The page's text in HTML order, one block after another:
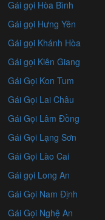
Gái gọi Hòa Bình
Gái gọi Hưng Yên
Gái gọi Khánh Hòa
Gái gọi Kiên Giang
Gái Gọi Kon Tum
Gái Gọi Lai Châu
Gái Gọi Lâm Đồng
Gái Gọi Lạng Sơn
Gái Gọi Lào Cai
Gái gọi Long An
Gái Gọi Nam Định
Gái Gọi Nghệ An